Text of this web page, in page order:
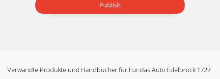
Publish
Verwandte Produkte und Handbücher für Für das Auto Edelbrock 1727